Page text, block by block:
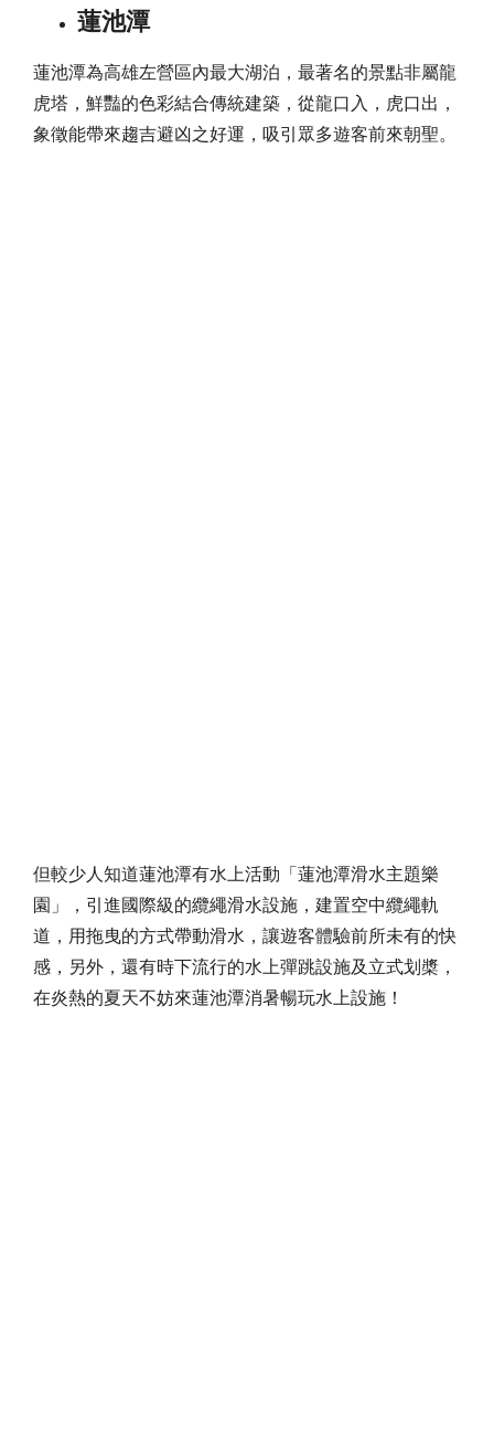
蓮池潭
蓮池潭為高雄左營區內最大湖泊，最著名的景點非屬龍
虎塔，鮮豔的色彩結合傳統建築，從龍口入，虎口出，
象徵能帶來趨吉避凶之好運，吸引眾多遊客前來朝聖。
但較少人知道蓮池潭有水上活動「蓮池潭滑水主題樂
園」，引進國際級的纜繩滑水設施，建置空中纜繩軌
道，用拖曳的方式帶動滑水，讓遊客體驗前所未有的快
感，另外，還有時下流行的水上彈跳設施及立式划槳，
在炎熱的夏天不妨來蓮池潭消暑暢玩水上設施！